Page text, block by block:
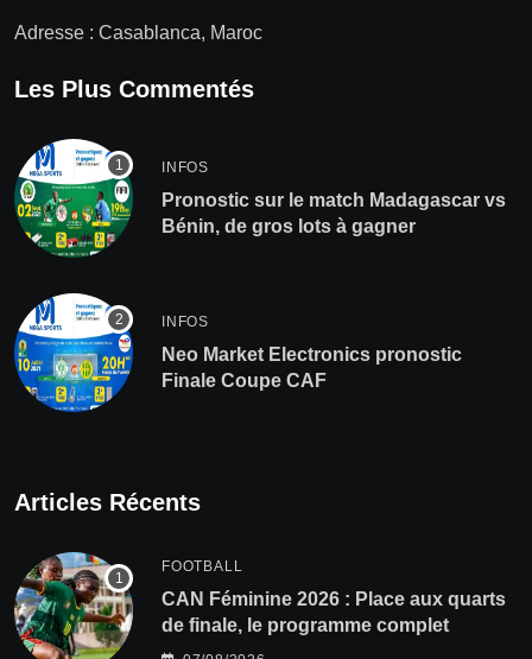
Adresse : Casablanca, Maroc
Les Plus Commentés
INFOS
Pronostic sur le match Madagascar vs
Bénin, de gros lots à gagner
INFOS
Neo Market Electronics pronostic
Finale Coupe CAF
Articles Récents
FOOTBALL
CAN Féminine 2026 : Place aux quarts
de finale, le programme complet